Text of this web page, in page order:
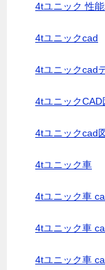
4tユニック 性
4tユニックcad
4tユニックcad
4tユニックCAD
4tユニックcad
4tユニック車
4tユニック車
4tユニック車
4tユニック車